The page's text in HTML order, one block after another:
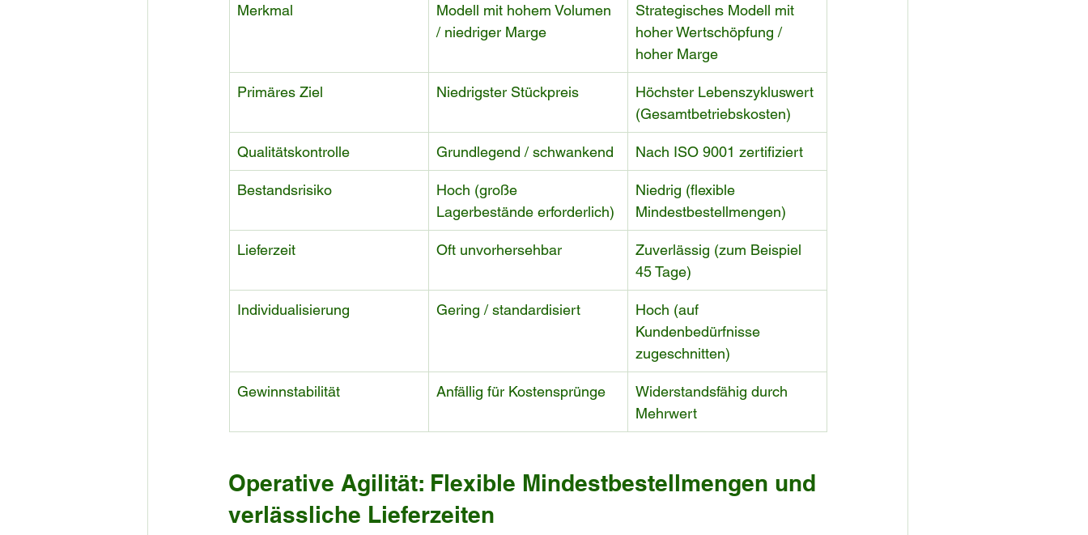
Merkmal
Modell mit hohem Volumen
/ niedriger Marge
Strategisches Modell mit
hoher Wertschöpfung /
hoher Marge
Primäres Ziel Niedrigster Stückpreis
Höchster Lebenszykluswert
(Gesamtbetriebskosten)
Qualitätskontrolle Grundlegend / schwankend Nach ISO 9001 zertifiziert
Bestandsrisiko
Hoch (große
Lagerbestände erforderlich)
Niedrig (flexible
Mindestbestellmengen)
Lieferzeit Oft unvorhersehbar
Zuverlässig (zum Beispiel
45 Tage)
Individualisierung Gering / standardisiert
Hoch (auf
Kundenbedürfnisse
zugeschnitten)
Gewinnstabilität Anfällig für Kostensprünge
Widerstandsfähig durch
Mehrwert
Operative Agilität: Flexible Mindestbestellmengen und
verlässliche Lieferzeiten